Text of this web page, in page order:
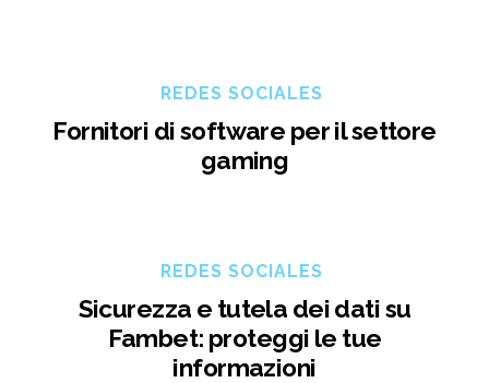
REDES SOCIALES
Fornitori di software per il settore
gaming
REDES SOCIALES
Sicurezza e tutela dei dati su
Fambet: proteggi le tue
informazioni